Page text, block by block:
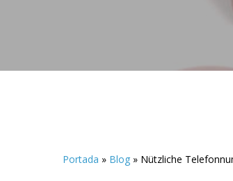
Portada » Blog » Nützliche